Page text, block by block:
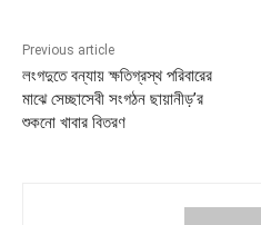
Previous article
লংগদুতে বন্যায় ক্ষতিগ্রস্থ পরিবারের
মাঝে সেচ্ছাসেবী সংগঠন ছায়ানীড়’র
শুকনো খাবার বিতরণ